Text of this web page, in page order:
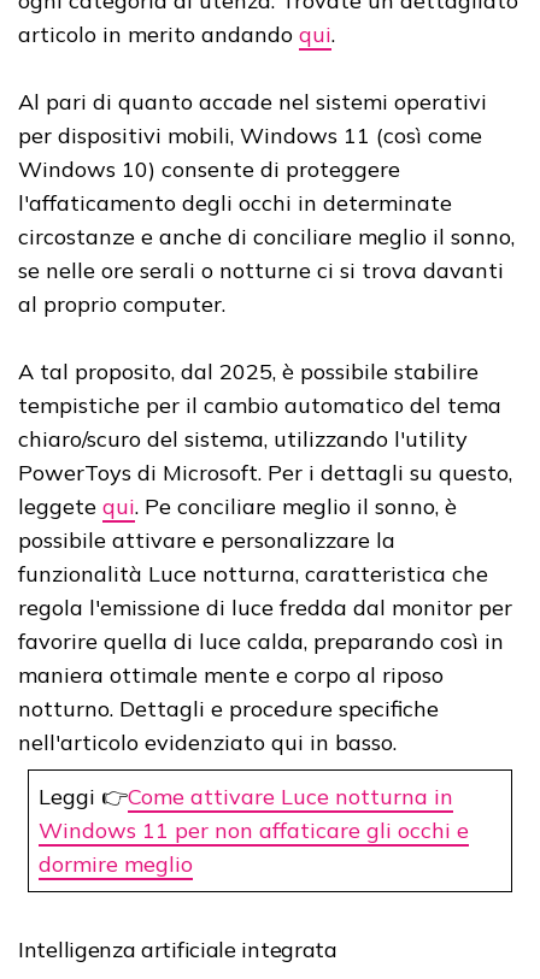
articolo in merito andando qui.
Al pari di quanto accade nel sistemi operativi
per dispositivi mobili, Windows 11 (così come
Windows 10) consente di proteggere
l'affaticamento degli occhi in determinate
circostanze e anche di conciliare meglio il sonno,
se nelle ore serali o notturne ci si trova davanti
al proprio computer.
A tal proposito, dal 2025, è possibile stabilire
tempistiche per il cambio automatico del tema
chiaro/scuro del sistema, utilizzando l'utility
PowerToys di Microsoft. Per i dettagli su questo,
leggete qui. Pe conciliare meglio il sonno, è
possibile attivare e personalizzare la
funzionalità Luce notturna, caratteristica che
regola l'emissione di luce fredda dal monitor per
favorire quella di luce calda, preparando così in
maniera ottimale mente e corpo al riposo
notturno. Dettagli e procedure specifiche
nell'articolo evidenziato qui in basso.
Leggi 👉Come attivare Luce notturna in
Windows 11 per non affaticare gli occhi e
dormire meglio
Intelligenza artificiale integrata